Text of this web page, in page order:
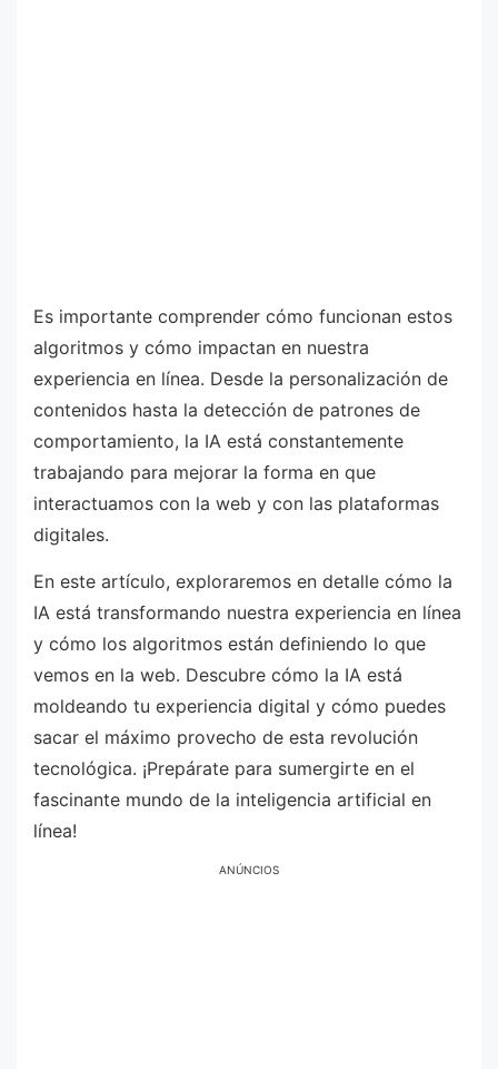
Es importante comprender cómo funcionan estos
algoritmos y cómo impactan en nuestra
experiencia en línea. Desde la personalización de
contenidos hasta la detección de patrones de
comportamiento, la IA está constantemente
trabajando para mejorar la forma en que
interactuamos con la web y con las plataformas
digitales.
En este artículo, exploraremos en detalle cómo la
IA está transformando nuestra experiencia en línea
y cómo los algoritmos están definiendo lo que
vemos en la web. Descubre cómo la IA está
moldeando tu experiencia digital y cómo puedes
sacar el máximo provecho de esta revolución
tecnológica. ¡Prepárate para sumergirte en el
fascinante mundo de la inteligencia artificial en
línea!
ANÚNCIOS